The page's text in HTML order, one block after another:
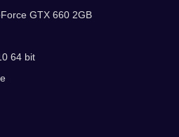
GTX 660 2GB
64 bit